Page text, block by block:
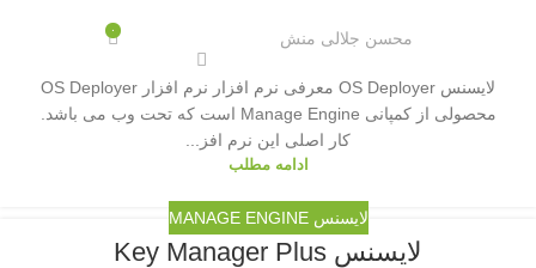
محسن جلالی منش ۰
لایسنس OS Deployer معرفی نرم افزار نرم افزار OS Deployer
محصولی از کمپانی Manage Engine است که تحت وب می باشد.
کار اصلی این نرم افز...
ادامه مطلب
لایسنس MANAGE ENGINE
لایسنس Key Manager Plus